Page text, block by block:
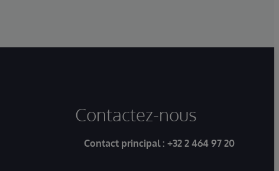
Contactez-nous
Contact principal : +32 2 464 97 20